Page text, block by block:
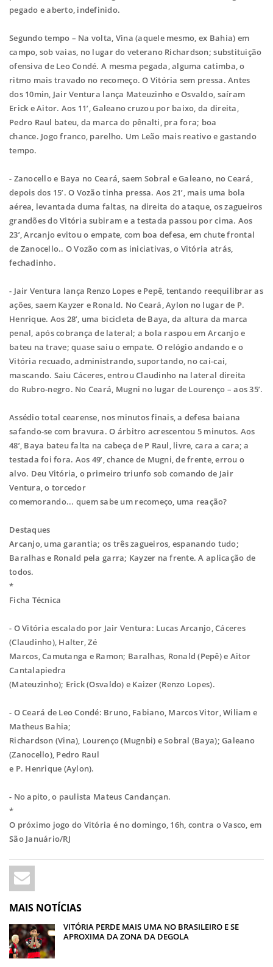
pegado e aberto, indefinido.
Segundo tempo – Na volta, Vina (aquele mesmo, ex Bahia) em
campo, sob vaias, no lugar do veterano Richardson; substituição
ofensiva de Leo Condé. A mesma pegada,alguma catimba, o
ritmo mais travado no recomeço. O Vitória sem pressa. Antes
dos 10min, Jair Ventura lança Mateuzinho e Osvaldo, saíram
Erick e Aitor. Aos 11’, Galeanocruzou por baixo, da direita,
Pedro Raul bateu, da marca do pênalti, pra fora; boa
chance. Jogo franco, parelho. Um Leão mais reativo e gastando
tempo.
- Zanocello e Baya no Ceará, saem Sobral e Galeano, no Ceará,
depois dos 15’. O Vozãotinha pressa. Aos 21’, mais uma bola
aérea, levantada duma faltas, na direita doataque, os zagueiros
grandões do Vitória subiram e a testada passou por cima. Aos
23’,Arcanjo evitou o empate, com boa defesa, em chute frontal
de Zanocello.. O Vozão com as iniciativas, o Vitória atrás,
fechadinho.
- Jair Ventura lança Renzo Lopes e Pepê, tentando reequilibrar as
ações, saem Kayzer e Ronald. No Ceará, Aylon no lugar de P.
Henrique. Aos 28’, uma bicicleta de Baya, da altura da marca
penal, após cobrança de lateral; a bola raspou em Arcanjo e
bateu natrave; quase saiu o empate. O relógio andando e o
Vitória recuado, administrando,suportando, no cai-cai,
mascando. Saiu Cáceres, entrou Claudinho na lateral direita
do Rubro-negro. No Ceará, Mugni no lugar de Lourenço – aos 35’.
Assédio total cearense, nos minutos finais, a defesa baiana
safando-se com bravura. O árbitro acrescentou 5 minutos. Aos
48’, Baya bateu falta na cabeça de P Raul, livre,cara a cara; a
testada foi fora. Aos 49’, chance de Mugni, de frente, errou o
alvo. Deu Vitória, o primeiro triunfo sob comando de Jair
Ventura, o torcedor
comemorando... quem sabe um recomeço, uma reação?
Destaques
Arcanjo, uma garantia; os três zagueiros, espanando tudo;
Baralhas e Ronald pela garra; Kayzer na frente. A aplicação de
todos.
*
Ficha Técnica
- O Vitória escalado por Jair Ventura: Lucas Arcanjo, Cáceres
(Claudinho), Halter, Zé
Marcos, Camutanga e Ramon; Baralhas, Ronald (Pepê) e Aitor
Cantalapiedra
(Mateuzinho); Erick (Osvaldo) e Kaizer (Renzo Lopes).
- O Ceará de Leo Condé: Bruno, Fabiano, Marcos Vitor, Wiliam e
Matheus Bahia;
Richardson (Vina), Lourenço (Mugnbi) e Sobral (Baya); Galeano
(Zanocello), Pedro Raul
e P. Henrique (Aylon).
- No apito, o paulista Mateus Candançan.
*
O próximo jogo do Vitória é no domingo, 16h, contra o Vasco, em
São Januário/RJ
MAIS NOTÍCIAS
VITÓRIA PERDE MAIS UMA NO BRASILEIRO E SE
APROXIMA DA ZONA DA DEGOLA